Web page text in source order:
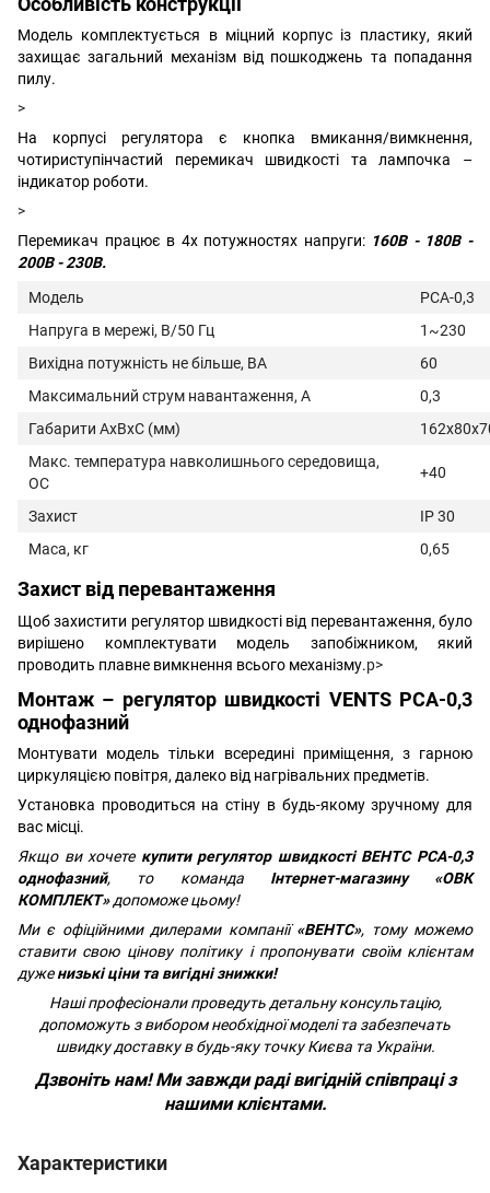
Модель комплектується в міцний корпус із пластику, який
захищає загальний механізм від пошкоджень та попадання
пилу.
>
На корпусі регулятора є кнопка вмикання/вимкнення,
чотириступінчастий перемикач швидкості та лампочка –
індикатор роботи.
>
Перемикач працює в 4х потужностях напруги: 160В - 180В -
200В - 230В.
Модель
РСА-0,3
Напруга в мережі, В/50 Гц
1~230
Вихідна потужність не більше, ВА
60
Максимальний струм навантаження, А
0,3
Габарити АхВхС (мм)
Макс. температура навколишнього середовища,
ОС
+40
Захист
IP 30
Маса, кг
0,65
Захист від перевантаження
Щоб захистити регулятор швидкості від перевантаження, було
вирішено комплектувати модель запобіжником, який
проводить плавне вимкнення всього механізму.p>
Монтаж – регулятор швидкості VENTS РСА-0,3
однофазний
Монтувати модель тільки всередині приміщення, з гарною
циркуляцією повітря, далеко від нагрівальних предметів.
Установка проводиться на стіну в будь-якому зручному для
вас місці.
Якщо ви хочете купити регулятор швидкості ВЕНТС РСА-0,3
однофазний, то команда Інтернет-магазину «ОВК
КОМПЛЕКТ»допоможе цьому!
Ми є офіційними дилерами компанії«ВЕНТС», тому можемо
ставити свою цінову політику і пропонувати своїм клієнтам
дуженизькі ціни та вигідні знижки!
Наші професіонали проведуть детальну консультацію,
допоможуть з вибором необхідної моделі та забезпечать
швидку доставку в будь-яку точку Києва та України.
Дзвоніть нам! Ми завжди раді вигідній співпраці з
нашими клієнтами.
Характеристики